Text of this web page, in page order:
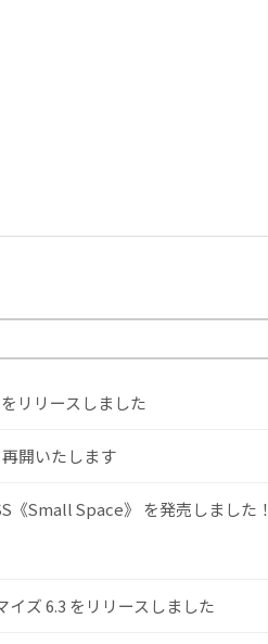
リリースしました
開いたします
《Small Space》 を発売しました！
ズ 6.3 をリリースしました